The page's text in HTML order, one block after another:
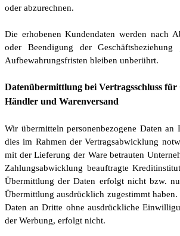
oder abzurechnen.
Die erhobenen Kundendaten werden nach
oder Beendigung der Geschäftsbeziehung
Aufbewahrungsfristen bleiben unberührt.
Datenübermittlung bei Vertragsschluss für
Händler und Warenversand
Wir übermitteln personenbezogene Daten
dies im Rahmen der Vertragsabwicklung
mit der Lieferung der Ware betrauten
Zahlungsabwicklung beauftragte
Übermittlung der Daten erfolgt nicht bzw.
Übermittlung ausdrücklich zugestimmt
Daten an Dritte ohne ausdrückliche
der Werbung, erfolgt nicht.